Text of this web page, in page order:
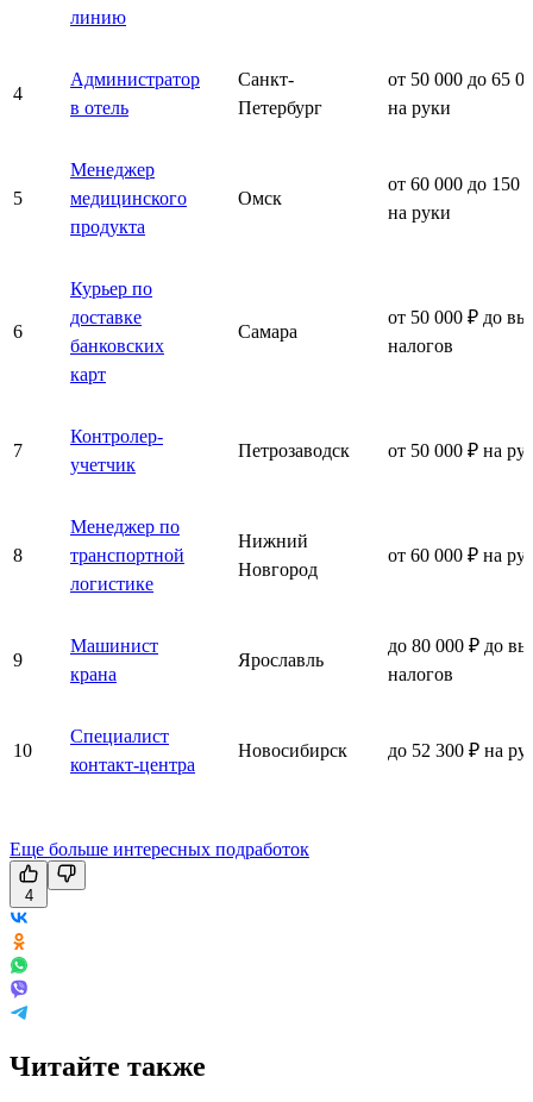
линию
4
Администратор
в отель
Санкт-
Петербург
от 50 000 до 65
на руки
5
Менеджер
медицинского
продукта
Омск
от 60 000 до 150
на руки
6
Курьер по
доставке
банковских
карт
Самара
от 50 000 ₽ до
налогов
7
Контролер-
учетчик
Петрозаводск от 50 000 ₽ на
8
Менеджер по
транспортной
логистике
Нижний
Новгород
от 60 000 ₽ на
9
Машинист
крана
Ярославль
до 80 000 ₽ до
налогов
10
Специалист
контакт-центра
Новосибирск до 52 300 ₽ на
Еще больше интересных подработок
4
Читайте также